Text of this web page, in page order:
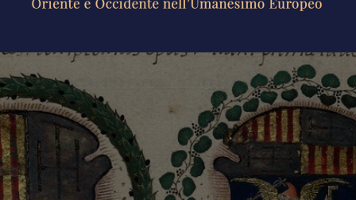
OCCIDENTE
NELL'UMANESIMO
EUROPEO